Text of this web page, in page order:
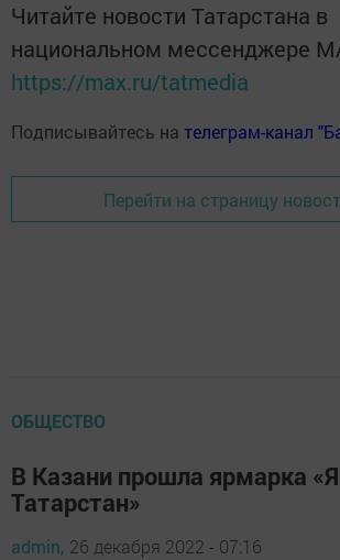
Читайте новости Татарстана в
национальном мессенджере
https://max.ru/tatmedia
Подписывайтесь на телеграм-канал
Перейти на страницу
ОБЩЕСТВО
В Казани прошла ярмарка
Татарстан»
admin, 26 декабря 2022 - 07:16